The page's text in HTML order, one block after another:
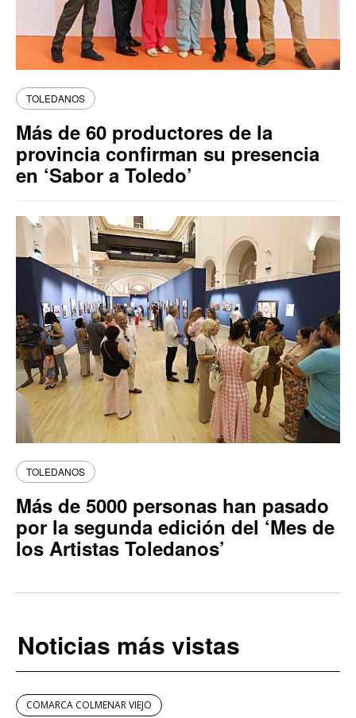
TOLEDANOS
Más de 60 productores de la
provincia confirman su presencia
en ‘Sabor a Toledo’
TOLEDANOS
Más de 5000 personas han pasado
por la segunda edición del ‘Mes de
los Artistas Toledanos’
Noticias más vistas
COMARCA COLMENAR VIEJO